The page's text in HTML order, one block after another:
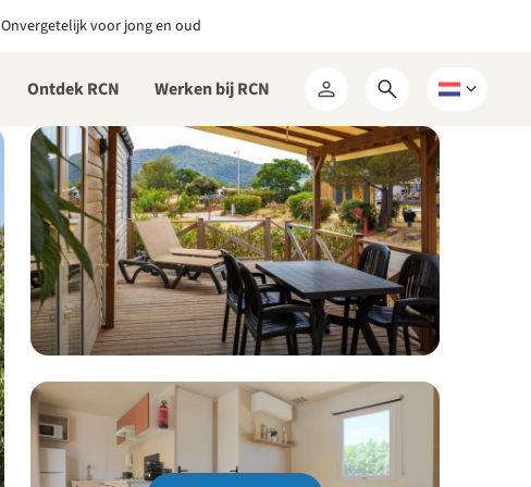
Onvergetelijk voor jong en oud
Ontdek RCN Werken bij RCN
Mijn
RCN
Open
zoekformulier
Kies
taal